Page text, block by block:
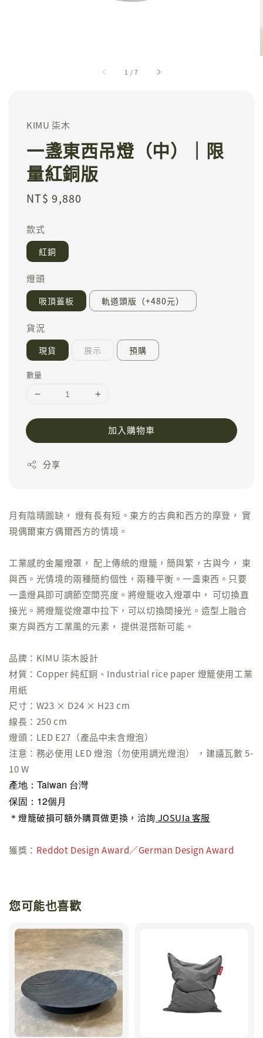
1 /7
KIMU 柒木
一盞東西吊燈（中）｜限
量紅銅版
Regular
NT$ 9,880
款式
紅銅
燈頭
吸頂蓋板 軌道頭版（+480元）
貨況
現貨 展示 預購
數量
加入購物車
分享
月有陰晴圓缺， 燈有長有短。東方的古典和西方的摩登， 實
現偶爾東方偶爾西方的情境。
工業感的金屬燈罩， 配上傳統的燈籠，簡與繁，古與今， 東
與西。光情境的兩種簡約個性，兩種平衡。一盞東西。只要
一盞燈具即可調節空間亮度。將燈籠收入燈罩中， 可切換直
接光。將燈籠從燈罩中拉下，可以切換間接光。造型上融合
東方與西方工業風的元素， 提供混搭新可能。
品牌：KIMU 柒木設計
材質：Copper 純紅銅、Industrial rice paper 燈籠使用工業
用紙
尺寸：W23 × D24 × H23 cm
線長：250 cm
燈頭：LED E27（產品中未含燈泡）
注意：務必使用 LED 燈泡（勿使用調光燈泡） ，建議瓦數 5-
10 W
產地：Taiwan 台灣
保固：12個月
＊ 燈籠破損可額外購買做更換，洽詢 JOSUIa 客服
獲獎： Reddot Design Award／German Design Award
您可能也喜歡